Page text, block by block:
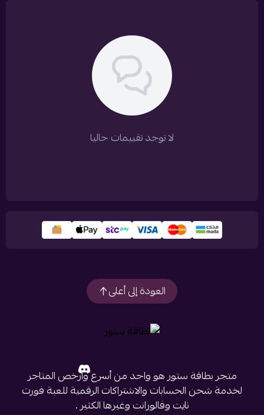
لا توجد تقييمات حاليا
العودة إلى أعلى
متجر بطاقة ستور هو واحد من أسرع وأرخص المتاجر
لخدمة شحن الحسابات والاشتراكات الرقمية للعبة فورت
نايت وفالورانت وغيرها الكثير .